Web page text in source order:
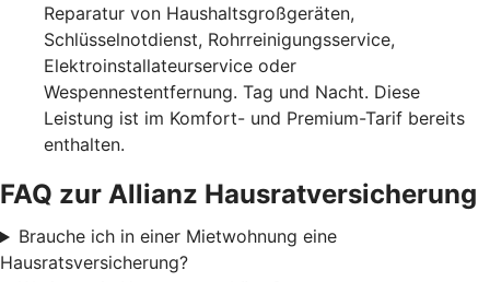
Reparatur von Haushaltsgroßgeräten,
Schlüsselnotdienst, Rohrreinigungsservice,
Elektroinstallateurservice oder
Wespennestentfernung. Tag und Nacht. Diese
Leistung ist im Komfort- und Premium-Tarif bereits
enthalten.
FAQ zur Allianz Hausratversicherung
Brauche ich in einer Mietwohnung eine
Hausratsversicherung?